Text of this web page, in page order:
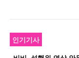
인기기사